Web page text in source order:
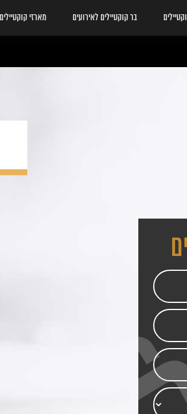
בר קוקטיילים לאירועים מארזי קוקטיילים
לואו-בול